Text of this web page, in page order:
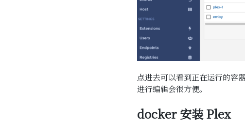
点进去可以看到正在运行的容
进行编辑会很方便。
docker 安装 Plex